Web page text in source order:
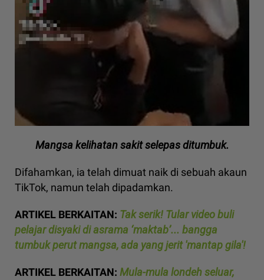
Mangsa kelihatan sakit selepas ditumbuk.
Difahamkan, ia telah dimuat naik di sebuah akaun
TikTok, namun telah dipadamkan.
ARTIKEL BERKAITAN: Tak serik! Tular video buli
pelajar disyaki di asrama ‘maktab’... bangga
tumbuk perut mangsa, ada yang jerit 'mantap gila'!
ARTIKEL BERKAITAN: Mula-mula londeh seluar,